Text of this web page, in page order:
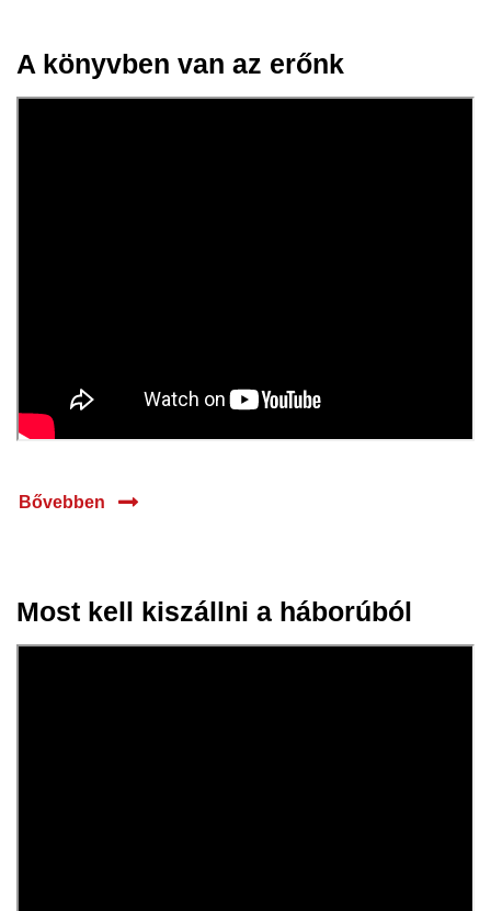
16 okt.
A könyvben van az erőnk
Bővebben
Most kell kiszállni a háborúból